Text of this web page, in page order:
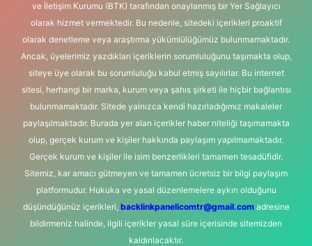
ve İletişim Kurumu (BTK) tarafından onaylanmış bir Yer Sağlayıcı
olarak hizmet vermektedir. Bu nedenle, sitedeki içerikleri proaktif
olarak denetleme veya araştırma yükümlülüğümüz bulunmamaktadır.
Ancak, üyelerimiz yazdıkları içeriklerin sorumluluğunu taşımakta olup,
siteye üye olarak bu sorumluluğu kabul etmiş sayılırlar. Bu internet
sitesi, herhangi bir marka, kurum veya şahıs şirketi ile hiçbir bağlantısı
bulunmamaktadır. Sitede yalnızca kendi hazırladığımız makaleler
paylaşılmaktadır. Burada yer alan içerikler haber niteliği taşımamakta
olup, gerçek kurum ve kişiler hakkında paylaşım yapılmamaktadır.
Gerçek kurum ve kişiler ile isim benzerlikleri tamamen tesadüfidir.
Sitemiz, kar amacı gütmeyen ve tamamen ücretsiz bir bilgi paylaşım
platformudur. Hukuka ve yasal düzenlemelere aykırı olduğunu
düşündüğünüz içerikleri, backlinkpanelicomtr@gmail.comadresine
bildirmeniz halinde, ilgili içerikler yasal süre içerisinde sitemizden
kaldırılacaktır.